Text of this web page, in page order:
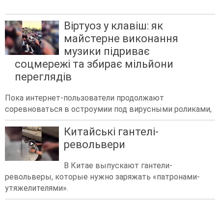
Віртуоз у клавіш: як
майстерне виконання
музики підриває
соцмережі та збирає мільйони
переглядів
Пока интернет-пользователи продолжают
соревноваться в остроумии под вирусными роликами,
Китайські гантелі-
револьвери
В Китае выпускают гантели-
револьверы, которые нужно заряжать «патронами-
утяжелителями».